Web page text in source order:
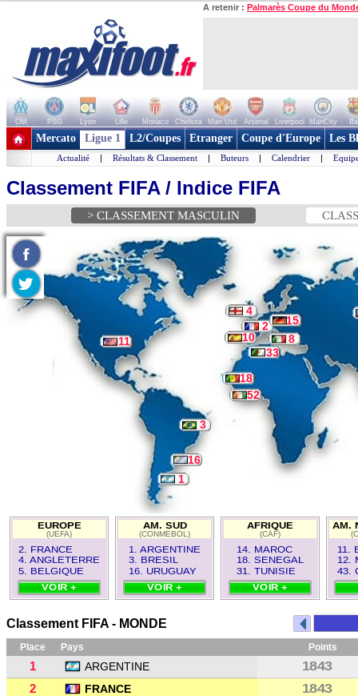
A retenir : Palmarès Coupe du
OM PSG Lyon Lille Monaco Chelsea Man Utd Arsenal Liverpool ManCity
+ de clubs
Mercato Ligue 1 L2/Coupes Etranger Coupe d'Europe Les
Actualité | Résultats & Classement | Buteurs | Calendrier |
Classement FIFA / Indice FIFA
> CLASSEMENT MASCULIN
11
4
2
15
10
8
16
3
1
52
18
33
EUROPE
(UEFA)
2. FRANCE
4. ANGLETERRE
5. BELGIQUE
VOIR +
AM. SUD
(CONMEBOL)
1. ARGENTINE
3. BRESIL
16. URUGUAY
VOIR +
AFRIQUE
(CAF)
14. MAROC
18. SENEGAL
31. TUNISIE
VOIR +
AM.
11.
12.
43.
Classement FIFA - MONDE
Place Pays Points
1 ARGENTINE
1843
2
FRANCE
1843